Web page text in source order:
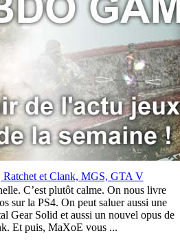
Ratchet et Clank, MGS, GTA V
C’est plutôt calme. On nous livre
sur la PS4. On peut saluer aussi une
Gear Solid et aussi un nouvel opus de
Et puis, MaXoE vous ...